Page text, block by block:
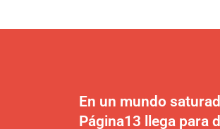
En un mundo
Página13 llega para